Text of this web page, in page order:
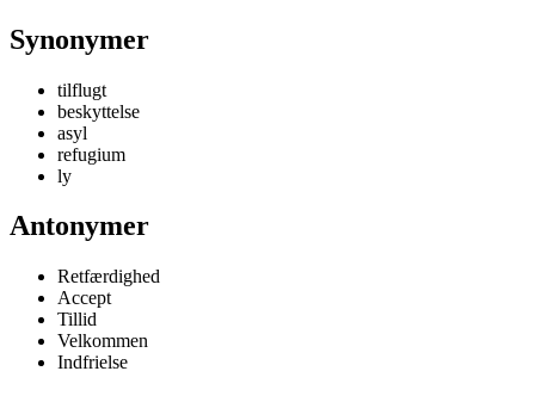
Synonymer
tilflugt
beskyttelse
asyl
refugium
ly
Antonymer
Retfærdighed
Accept
Tillid
Velkommen
Indfrielse